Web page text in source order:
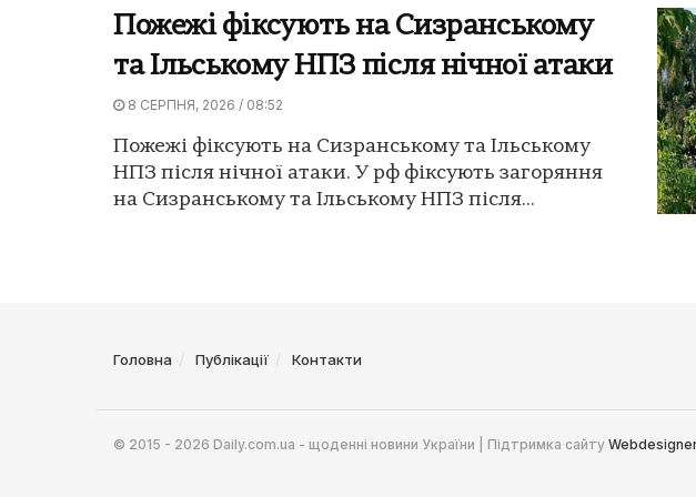
Пожежі фіксують на Сизранському
та Ільському НПЗ після нічної атаки
8 СЕРПНЯ, 2026 / 08:52
Пожежі фіксують на Сизранському та Ільському
НПЗ після нічної атаки. У рф фіксують загоряння
на Сизранському та Ільському НПЗ після...
Головна Публікації Контакти
© 2015 - 2026 Daily.com.ua - щоденні новини України | Підтримка сайту